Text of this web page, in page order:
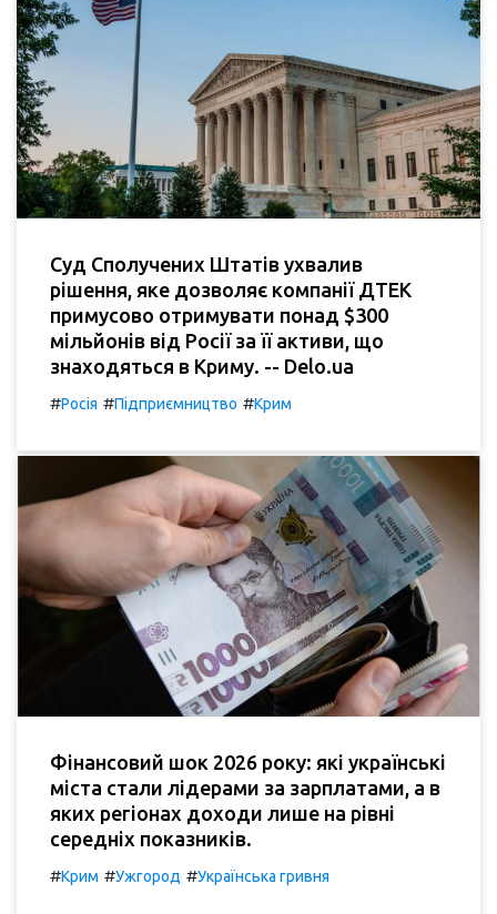
Суд Сполучених Штатів ухвалив
рішення, яке дозволяє компанії ДТЕК
примусово отримувати понад $300
мільйонів від Росії за її активи, що
знаходяться в Криму. -- Delo.ua
#Росія #Підприємництво #Крим
Фінансовий шок 2026 року: які українські
міста стали лідерами за зарплатами, а в
яких регіонах доходи лише на рівні
середніх показників.
#Крим #Ужгород #Українська гривня